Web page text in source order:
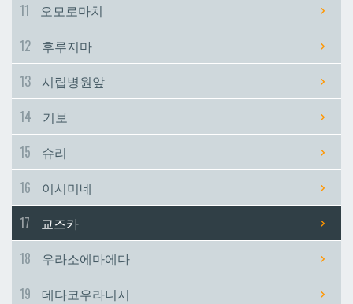
이시미네
데다코우라니시
이시미네
데다코우라니시
11
오모로마치
12
후루지마
13
시립병원앞
14
기보
15
슈리
16
이시미네
17
교즈카
18
우라소에마에다
19
데다코우라니시